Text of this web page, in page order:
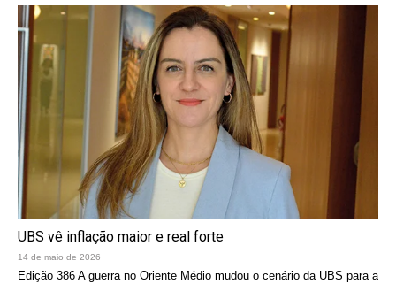
UBS vê inflação maior e real forte
14 de maio de 2026
Edição 386 A guerra no Oriente Médio mudou o cenário da UBS para a